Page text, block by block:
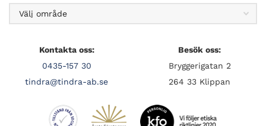
Kontakta oss:
0435-157 30
tindra@tindra-ab.se
Besök oss:
Bryggerigatan 2
264 33 Klippan